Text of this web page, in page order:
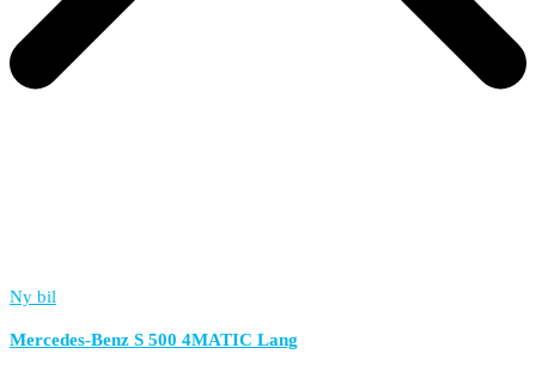
Ny bil
Mercedes-Benz S 500 4MATIC Lang